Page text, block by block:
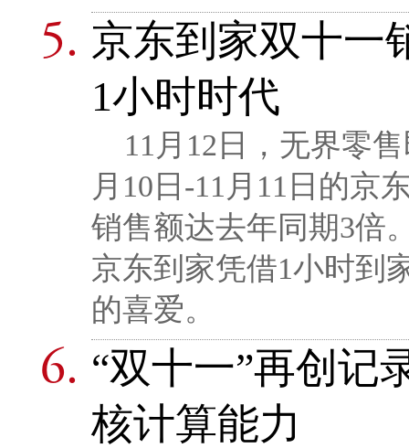
京东到家双十一
1小时时代
11月12日，无界零
月10日-11月11日的京
销售额达去年同期3倍
京东到家凭借1小时到
的喜爱。
“双十一”再创记
核计算能力